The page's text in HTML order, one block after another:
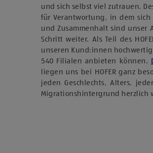
und sich selbst viel zutrauen.
für Verantwortung, in dem
und Zusammenhalt sind unser
Schritt weiter. Als Teil des
unseren Kund:innen
540 Filialen anbieten können.
liegen uns bei HOFER ganz
jeden Geschlechts, Alters,
Migrationshintergrund herzlich